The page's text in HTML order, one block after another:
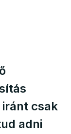
csak
adni